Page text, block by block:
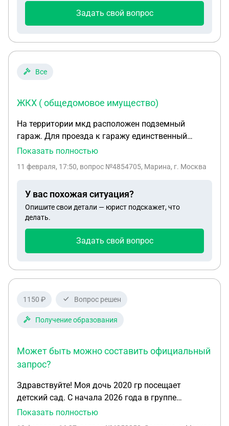
Задать свой вопрос
Все
ЖКХ ( общедомовое имущество)
На территории мкд расположен подземный
гараж. Для проезда к гаражу единственный
способ - это территория дома , сервитута нет !
не несут бремя по обслуживанию территории .
ли жители право на " коммерческое
вознаграждение" за использование
общедомового имущества ? Так как по тарифу
Если да , на какой правовой акт жители могут
решения вопроса в ползу жителей ? Спасибо .
Показать полностью
11 февраля, 17:50, вопрос №4854705, Марина, г. Москва
У вас похожая ситуация?
Опишите свои детали — юрист подскажет, что
делать.
Задать свой вопрос
1150 ₽ Вопрос решен
Получение образования
Может быть можно составить официальный
запрос?
Здравствуйте! Моя дочь 2020 гр посещает
детский сад. С начала 2026 года в группе
началась ревакцинация детей от полиомиелита
Показать полностью